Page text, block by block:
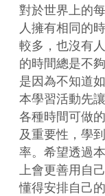
對於世界上的
人擁有相同的
較多，也沒有
的時間總是不
是因為不知道
本學習活動先
各種時間可做
及重要性，學
率。希望透過
上會更善用自
懂得安排自己